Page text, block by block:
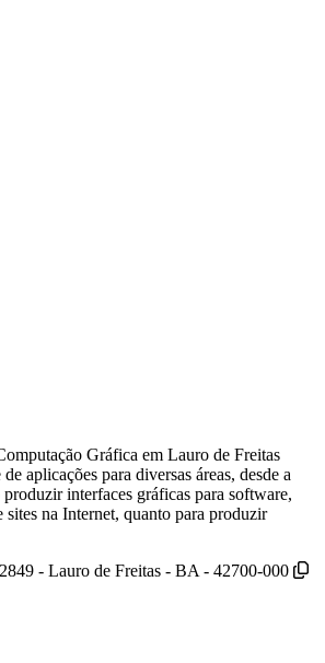
Gráfica em Lauro de Freitas
aplicações para diversas áreas, desde a
interfaces gráficas para software,
sites na Internet, quanto para produzir
- Lauro de Freitas - BA - 42700-000